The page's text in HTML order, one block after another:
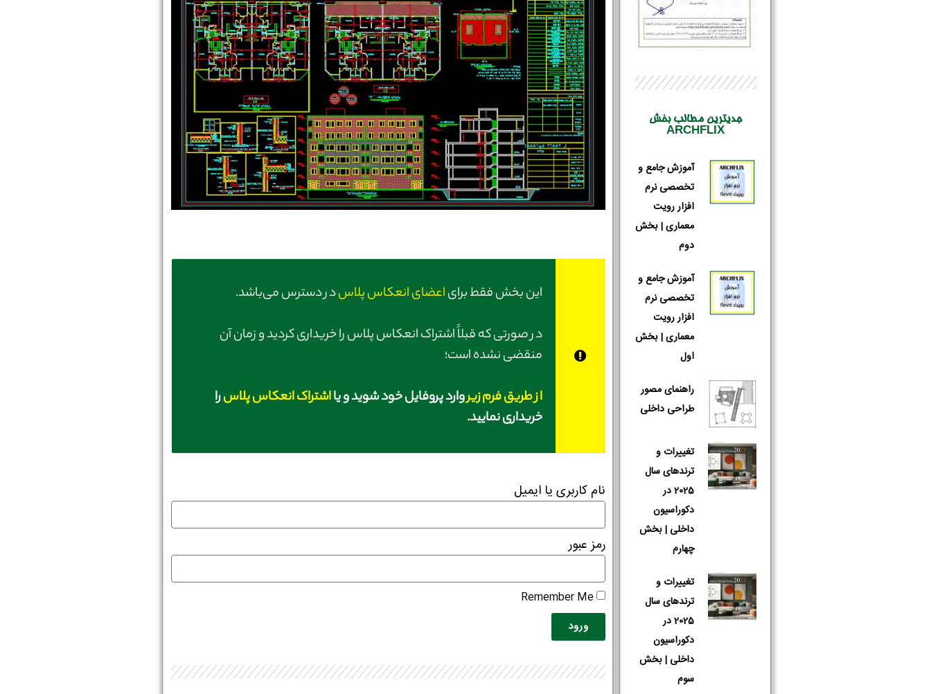
جدیترین مطالب بخش
ARCHFLIX
آموزش جامع و
تخصصی نرم
افزار رویت
معماری | بخش
دوم
آموزش جامع و
تخصصی نرم
افزار رویت
معماری | بخش
اول
راهنمای مصور
طراحی داخلی
تغییرات و
ترندهای سال
2025 در
دکوراسیون
داخلی | بخش
چهارم
تغییرات و
ترندهای سال
2025 در
دکوراسیون
داخلی | بخش
سوم
این بخش فقط برایاعضای انعکاس پلاسدر دسترس می‌باشد.
در صورتی‌ که قبلاً اشتراک انعکاس پلاس را خریداری کردید و زمان آن
منقضی نشده است؛
از طریق فرم زیروارد پروفایل خود شوید و یااشتراک انعکاس پلاسرا
خریداری نمایید.
نام کاربری یا ایمیل
رمز عبور
ورود